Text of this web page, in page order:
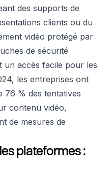
des supports de
clients ou du
vidéo protégé par
de sécurité
un accès facile pour les
les entreprises ont
76 % des tentatives
contenu vidéo,
de mesures de
plateformes :